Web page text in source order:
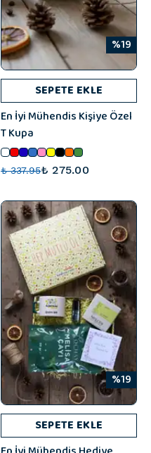
%19
SEPETE EKLE
En İyi Mühendis Kişiye Özel
T Kupa
₺ 337.95₺ 275.00
%19
SEPETE EKLE